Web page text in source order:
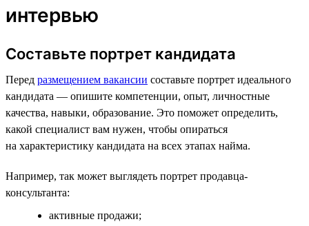
интервью
Составьте портрет кандидата
Перед размещением вакансии составьте портрет идеального
кандидата — опишите компетенции, опыт, личностные
качества, навыки, образование. Это поможет определить,
какой специалист вам нужен, чтобы опираться
на характеристику кандидата на всех этапах найма.
Например, так может выглядеть портрет продавца-
консультанта:
активные продажи;